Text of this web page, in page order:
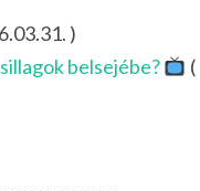
)
belsejébe?
(